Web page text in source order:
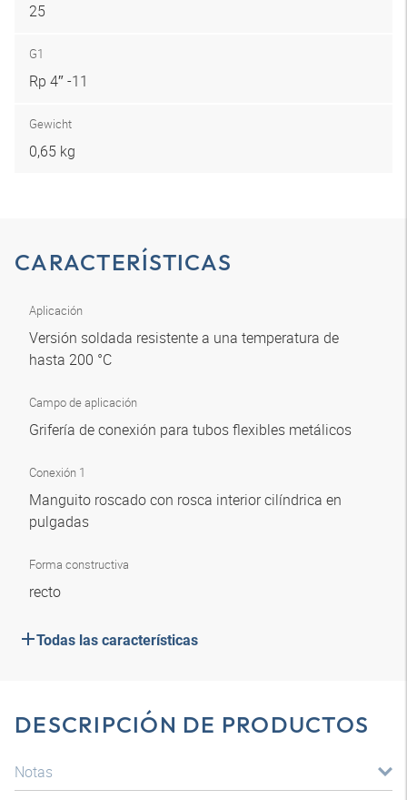
25
G1
Rp 4″ -11
Gewicht
0,65 kg
CARACTERÍSTICAS
Aplicación
Versión soldada resistente a una temperatura de
hasta 200 °C
Campo de aplicación
Grifería de conexión para tubos flexibles metálicos
Conexión 1
Manguito roscado con rosca interior cilíndrica en
pulgadas
Forma constructiva
recto
Todas las características
DESCRIPCIÓN DE PRODUCTOS
Notas